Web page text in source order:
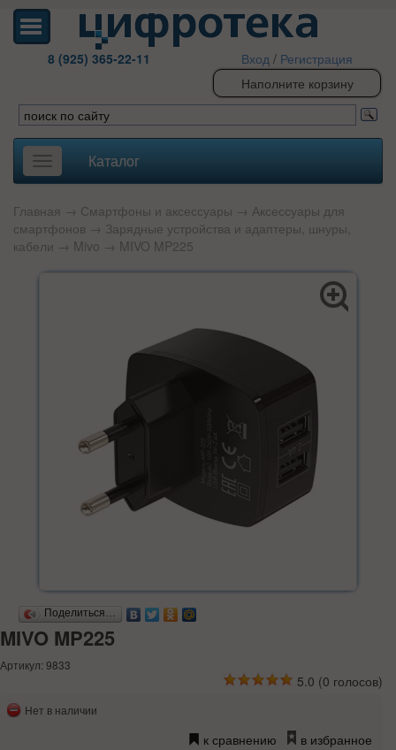
8 (925) 365-22-11 Вход / Регистрация
Наполните корзину
Toggle
navigation
Каталог
Главная → Смартфоны и аксессуары → Аксессуары для
смартфонов → Зарядные устройства и адаптеры, шнуры,
кабели → Mivo → MIVO MP225
Поделиться…
MIVO MP225
Артикул: 9833
5.0 (0 голосов)
Нет в наличии
к сравнению в избранное